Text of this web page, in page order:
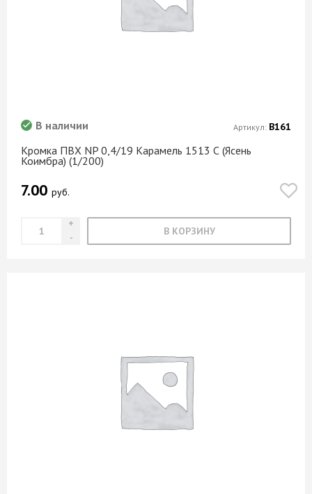
Кромка ПВХ NP 0,4/19 Карамель 1513 С (Ясень
Коимбра) (1/200)
В наличии
7.00 руб.
В КОРЗИНУ
Артикул: В161